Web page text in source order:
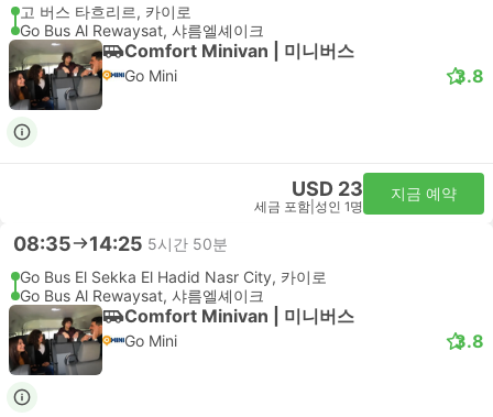
고 버스 타흐리르, 카이로
Go Bus Al Rewaysat, 샤름엘셰이크
Comfort Minivan | 미니버스
Go Mini 3.8
USD 23
세금 포함 성인 1명
지금 예약
08:35 14:25 5시간 50분
Go Bus El Sekka El Hadid Nasr City, 카이로
Go Bus Al Rewaysat, 샤름엘셰이크
Comfort Minivan | 미니버스
Go Mini 3.8